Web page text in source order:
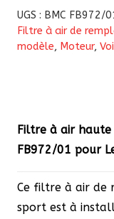
Filtre
à
air
Air
Filters
pour
Lexus
UGS : BMC FB972/
Filtre à air de
modèle, Moteur,
Filtre à air haute
FB972/01 pour
Ce filtre à air de
sport est à